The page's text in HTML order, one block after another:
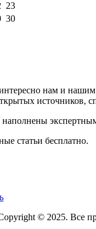
23
30
нам и нашим
источников,
статьи бесплатно.
© 2025. Все